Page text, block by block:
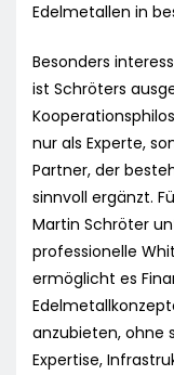
Edelmetallen in
Besonders
ist Schröters
nur als Experte,
Partner, der
sinnvoll ergänzt.
Martin Schröter
professionelle
ermöglicht es
anzubieten, ohne
Expertise,